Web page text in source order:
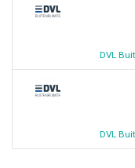
DVL
DVL